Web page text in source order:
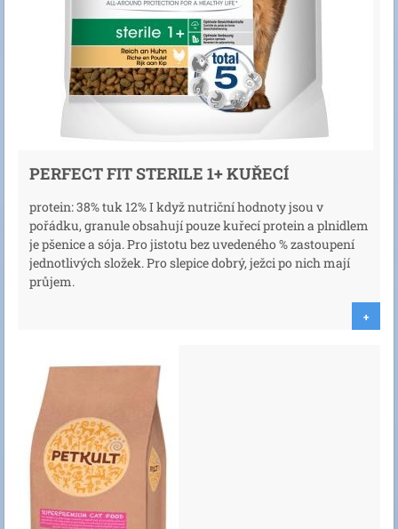
PERFECT FIT STERILE 1+ KUŘECÍ
protein: 38% tuk 12% I když nutriční hodnoty jsou v
pořádku, granule obsahují pouze kuřecí protein a plnidlem
je pšenice a sója. Pro jistotu bez uvedeného % zastoupení
jednotlivých složek. Pro slepice dobrý, ježci po nich mají
průjem.
+